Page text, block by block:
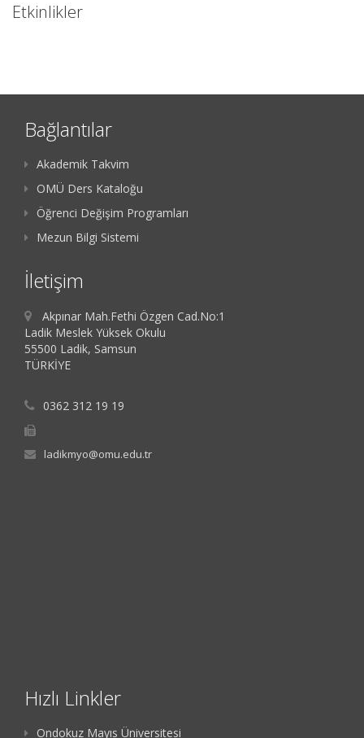
Etkinlikler
Bağlantılar
Akademik Takvim
OMÜ Ders Kataloğu
Öğrenci Değişim Programları
Mezun Bilgi Sistemi
İletişim
Akpınar Mah.Fethi Özgen Cad.No:1
Ladik Meslek Yüksek Okulu
55500 Ladik, Samsun
TÜRKİYE
0362 312 19 19
ladikmyo@omu.edu.tr
Hızlı Linkler
Ondokuz Mayıs Üniversitesi